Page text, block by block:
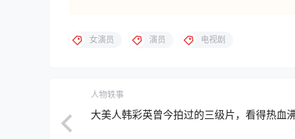
女演员 演员 电视剧
人物轶事
大美人韩彩英曾今拍过的三级片，看得热血